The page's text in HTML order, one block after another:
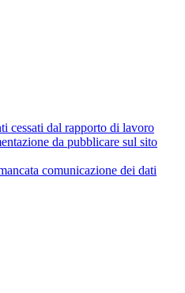
cessati dal rapporto di lavoro
da pubblicare sul sito
comunicazione dei dati